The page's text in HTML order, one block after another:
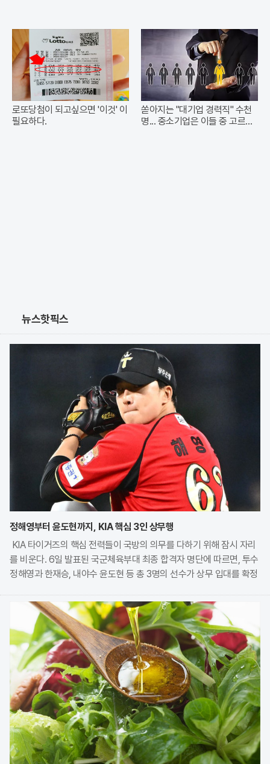
로또당첨이 되고싶으면 '이것' 이
필요하다.
쏟아지는 "대기업 경력직" 수천
명... 중소기업은 이들 중 고르면
뉴스핫픽스
정해영부터 윤도현까지, KIA 핵심 3인 상무행
KIA 타이거즈의 핵심 전력들이 국방의 의무를 다하기 위해 잠시 자리
를 비운다. 6일 발표된 국군체육부대 최종 합격자 명단에 따르면, 투수
정해영과 한재승, 내야수 윤도현 등 총 3명의 선수가 상무 입대를 확정
을 보였으나, 최종적으로 구단과